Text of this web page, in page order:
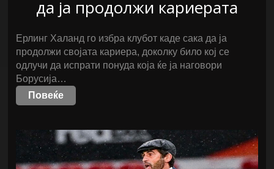
да ја продолжи кариерата
Ерлинг Халанд го избра клубот каде сака да ја
продолжи својата кариера, доколку било кој се
одлучи да испрати понуда која ќе ја наговори
Борусија…
Повеќе